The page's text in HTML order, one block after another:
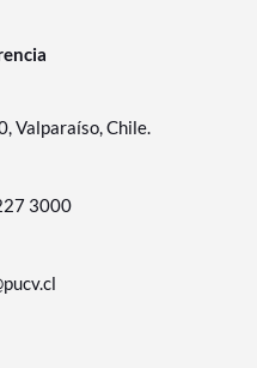
Valparaíso, Chile.
3000